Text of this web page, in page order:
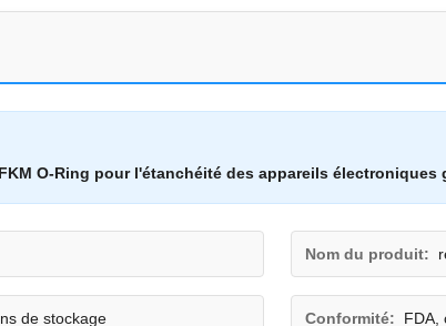
FKM O-Ring pour l'étanchéité des appareils électroniques
Nom du produit:
de stockage Conformité: FDA,